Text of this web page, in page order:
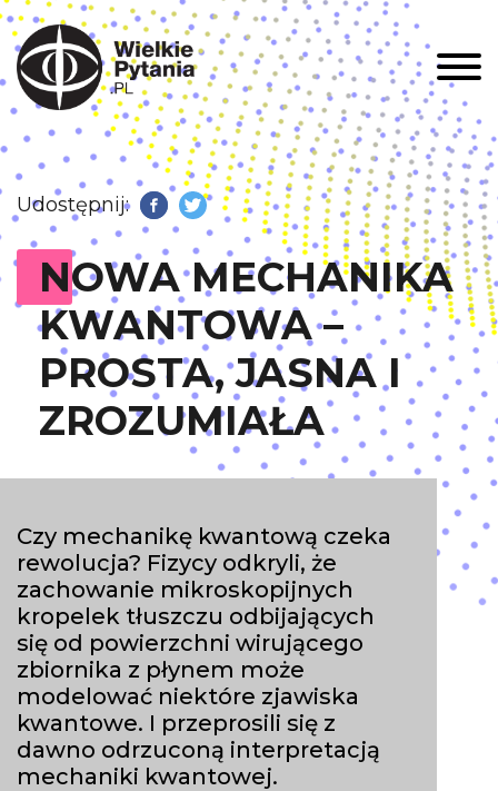
Udostępnij: Facebook
Twitter
NOWA MECHANIKA
KWANTOWA –
PROSTA, JASNA I
ZROZUMIAŁA
Czy mechanikę kwantową czeka
rewolucja? Fizycy odkryli, że
zachowanie mikroskopijnych
kropelek tłuszczu odbijających
się od powierzchni wirującego
zbiornika z płynem może
modelować niektóre zjawiska
kwantowe. I przeprosili się z
dawno odrzuconą interpretacją
mechaniki kwantowej.